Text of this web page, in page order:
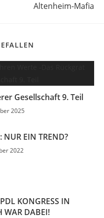
Altenheim-Mafia
Gesellschaft 9. Teil
2025
NUR EIN TREND?
2022
KONGRESS IN
WAR DABEI!